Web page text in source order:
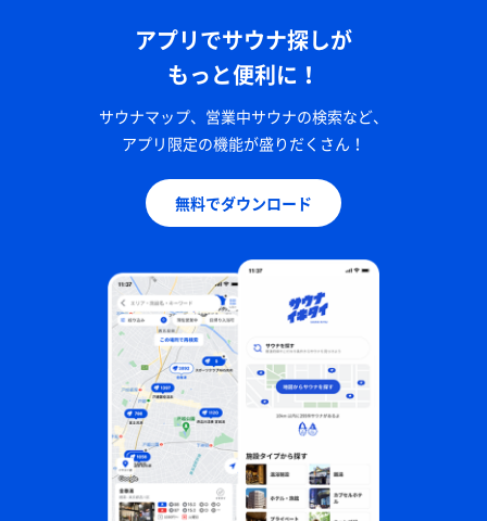
アプリでサウナ探しが
もっと便利に！
サウナマップ、営業中サウナの検索など、
アプリ限定の機能が盛りだくさん！
無料でダウンロード